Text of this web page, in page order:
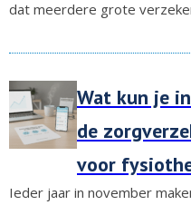
dat meerdere grote
Wat kun je
de
voor
Ieder jaar in november